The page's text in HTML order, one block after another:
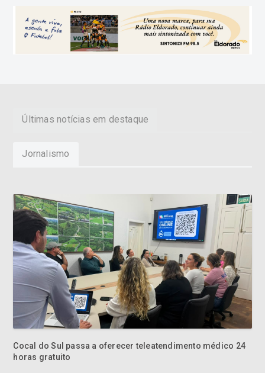
Jornalismo
Cocal do Sul passa a oferecer teleatendimento médico 24
horas gratuito